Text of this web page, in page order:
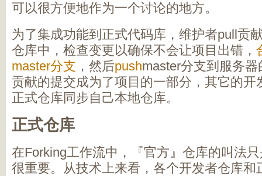
可以很方便地作为一个讨论的地方。
为了集成功能到正式代码库，维护者pull贡
仓库中，检查变更以确保不会让项目出错，
master分支 ，然后pushmaster分支到服务
贡献的提交成为了项目的一部分，其它的开
正式仓库同步自己本地仓库。
正式仓库
在Forking工作流中，『官方』仓库的叫法
很重要。从技术上来看，各个开发者仓库和